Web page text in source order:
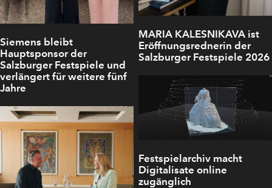
MARIA KALESNIKAVA ist
Eröffnungsrednerin der
Salzburger Festspiele 2026
Siemens bleibt
Hauptsponsor der
Salzburger Festspiele und
verlängert für weitere fünf
Jahre
Festspielarchiv macht
Digitalisate online
zugänglich